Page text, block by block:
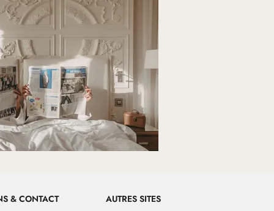
& CONTACT AUTRES SITES